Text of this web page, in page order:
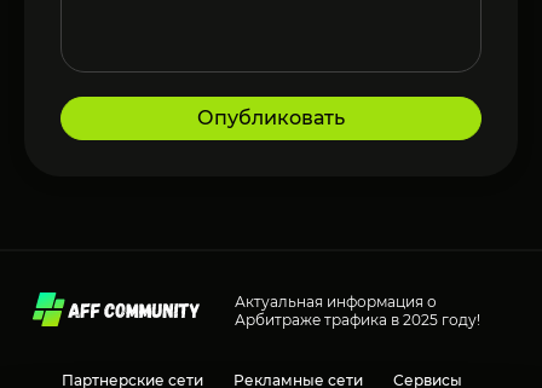
Опубликовать
Актуальная информация о
Арбитраже трафика в 2025 году!
Партнерские сети Рекламные сети Сервисы